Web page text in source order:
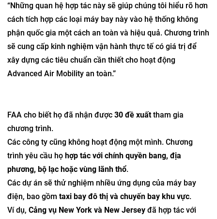
“Những quan hệ hợp tác này sẽ giúp chúng tôi hiểu rõ hơn
cách tích hợp các loại máy bay này vào hệ thống không
phận quốc gia một cách an toàn và hiệu quả. Chương trình
sẽ cung cấp kinh nghiệm vận hành thực tế có giá trị để
xây dựng các tiêu chuẩn cần thiết cho hoạt động
Advanced Air Mobility an toàn.”
FAA cho biết họ đã nhận được 30 đề xuấttham gia
chương trình.
Các công ty cũng không hoạt động một mình. Chương
trình yêu cầu họ hợp tác với chính quyền bang, địa
phương, bộ lạc hoặc vùng lãnh thổ.
Các dự án sẽ thử nghiệm nhiều ứng dụng của máy bay
điện, bao gồm taxi bay đô thị và chuyến bay khu vực.
Ví dụ, Cảng vụ New York và New Jersey đã hợp tác với